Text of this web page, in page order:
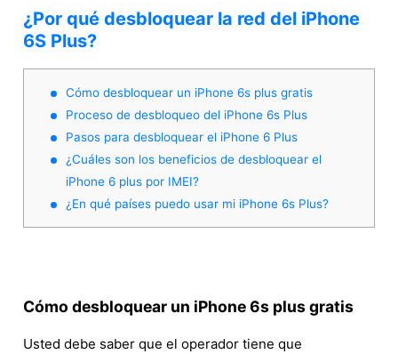
¿Por qué desbloquear la red del iPhone
6S Plus?
Cómo desbloquear un iPhone 6s plus gratis
Proceso de desbloqueo del iPhone 6s Plus
Pasos para desbloquear el iPhone 6 Plus
¿Cuáles son los beneficios de desbloquear el
iPhone 6 plus por IMEI?
¿En qué países puedo usar mi iPhone 6s Plus?
Cómo desbloquear un iPhone 6s plus gratis
Usted debe saber que el operador tiene que